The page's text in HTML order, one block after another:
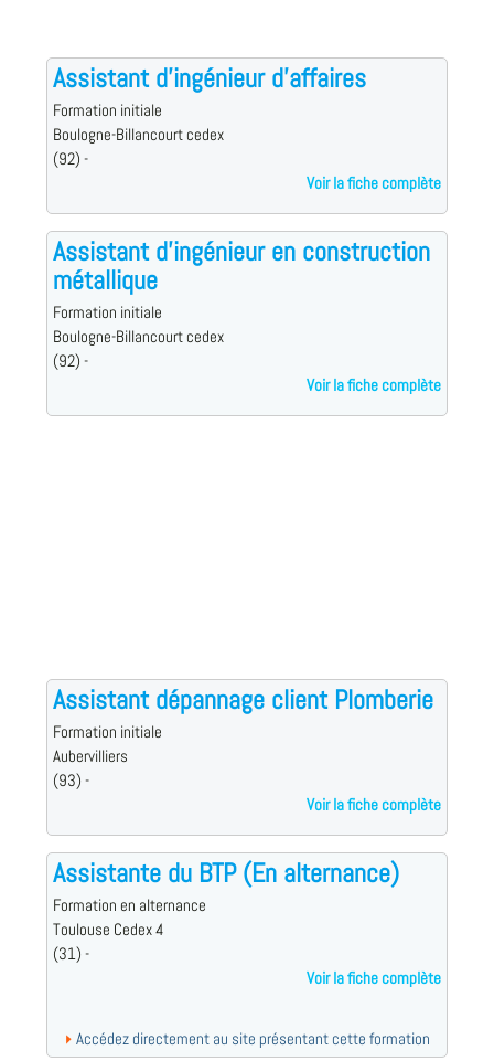
Assistant d'ingénieur d'affaires
Formation initiale
Boulogne-Billancourt cedex
(92) -
Voir la fiche complète
Assistant d'ingénieur en construction
métallique
Formation initiale
Boulogne-Billancourt cedex
(92) -
Voir la fiche complète
Assistant dépannage client Plomberie
Formation initiale
Aubervilliers
(93) -
Voir la fiche complète
Assistante du BTP (En alternance)
Formation en alternance
Toulouse Cedex 4
(31) -
Voir la fiche complète
Accédez directement au site présentant cette formation